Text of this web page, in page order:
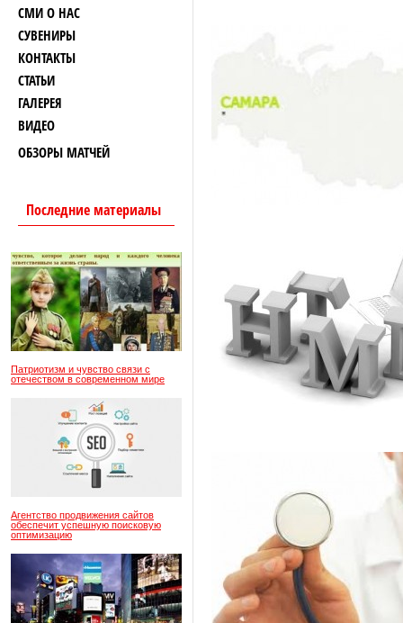
СМИ О НАС
СУВЕНИРЫ
КОНТАКТЫ
СТАТЬИ
ГАЛЕРЕЯ
ВИДЕО
ОБЗОРЫ МАТЧЕЙ
Последние материалы
Патриотизм и чувство связи с
отечеством в современном мире
Агентство продвижения сайтов
обеспечит успешную поисковую
оптимизацию